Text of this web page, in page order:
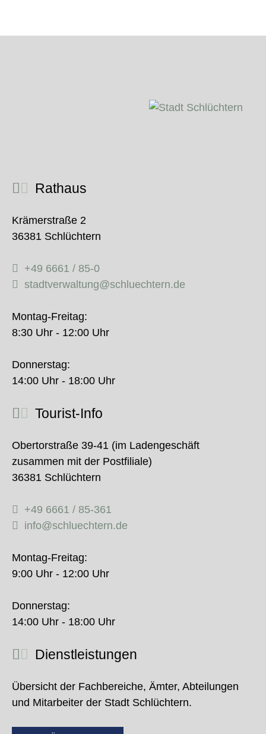
Rathaus
Krämerstraße 2
36381 Schlüchtern
+49 6661 / 85-0
stadtverwaltung@schluechtern.de
Montag-Freitag:
8:30 Uhr - 12:00 Uhr
Donnerstag:
14:00 Uhr - 18:00 Uhr
Tourist-Info
Obertorstraße 39-41 (im Ladengeschäft
zusammen mit der Postfiliale)
36381 Schlüchtern
+49 6661 / 85-361
info@schluechtern.de
Montag-Freitag:
9:00 Uhr - 12:00 Uhr
Donnerstag:
14:00 Uhr - 18:00 Uhr
Dienstleistungen
Übersicht der Fachbereiche, Ämter, Abteilungen
und Mitarbeiter der Stadt Schlüchtern.